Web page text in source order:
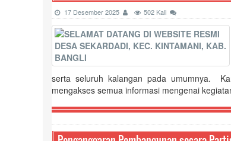
PERDES NO. 7 TAHUN 2025 TENTANG
17 Desember 2025 502 Kali
serta seluruh kalangan pada umumnya.
mengakses semua informasi mengenai